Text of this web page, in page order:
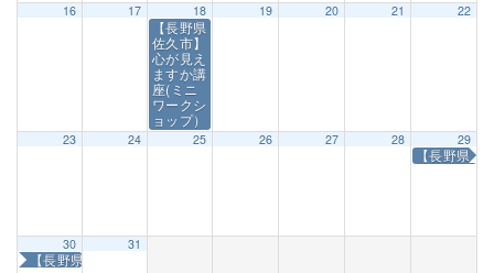
16 17 18
【長野県
佐久市】
心が見え
ますか講
座(ミニ
ワークシ
ョップ）
19 20 21 22
23 24 25 26 27 28 29
【長野県
30
【長野県軽井沢町】第781回カウンセリング・ワークショップ佐久会場
31